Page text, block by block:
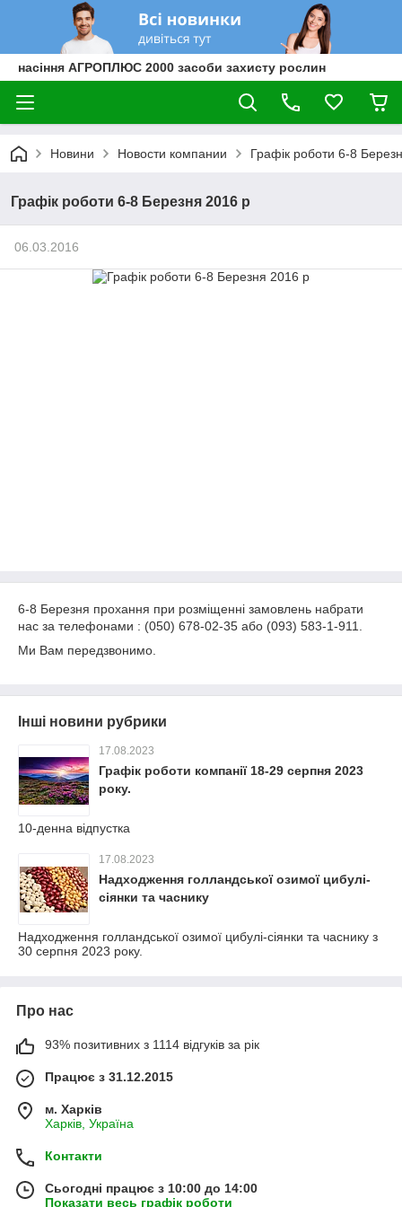
насіння АГРОПЛЮС 2000 засоби захисту рослин
Новини Новости компании Графік роботи 6-8
Графік роботи 6-8 Березня 2016 р
06.03.2016
6-8 Березня прохання при розміщенні замовлень набрати
нас за телефонами : (050) 678-02-35 або (093) 583-1-911.
Ми Вам передзвонимо.
Інші новини рубрики
17.08.2023
Графік роботи компанії 18-29 серпня 2023
року.
10-денна відпустка
17.08.2023
Надходження голландської озимої цибулі-
сіянки та часнику
Надходження голландської озимої цибулі-сіянки та часнику з
30 серпня 2023 року.
Про нас
93% позитивних з 1114 відгуків за рік
Працює з 31.12.2015
м. Харків
Харків, Україна
Контакти
Сьогодні працює з 10:00 до 14:00
Показати весь графік роботи